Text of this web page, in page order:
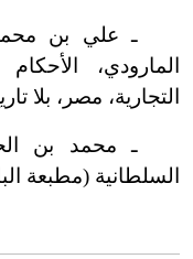
ـ علي بن
المارودي،
التجارية، مصر، بلا
ـ محمد بن
السلطانية (مطبعة